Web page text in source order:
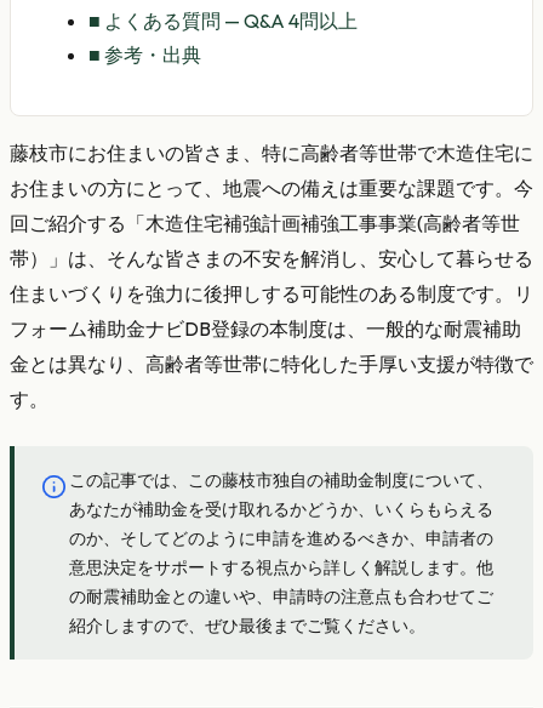
■ よくある質問 — Q&A 4問以上
■ 参考・出典
藤枝市にお住まいの皆さま、特に高齢者等世帯で木造住宅に
お住まいの方にとって、地震への備えは重要な課題です。今
回ご紹介する「木造住宅補強計画補強工事事業(高齢者等世
帯）」は、そんな皆さまの不安を解消し、安心して暮らせる
住まいづくりを強力に後押しする可能性のある制度です。リ
フォーム補助金ナビDB登録の本制度は、一般的な耐震補助
金とは異なり、高齢者等世帯に特化した手厚い支援が特徴で
す。
この記事では、この藤枝市独自の補助金制度について、
あなたが補助金を受け取れるかどうか、いくらもらえる
のか、そしてどのように申請を進めるべきか、申請者の
意思決定をサポートする視点から詳しく解説します。他
の耐震補助金との違いや、申請時の注意点も合わせてご
紹介しますので、ぜひ最後までご覧ください。